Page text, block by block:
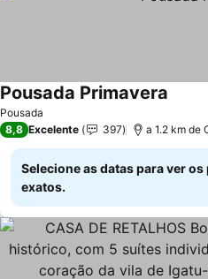
Pousada
Pousada Primavera
8,8 Excelente 397 a 1.2 km de
Selecione as datas para ver
exatos.